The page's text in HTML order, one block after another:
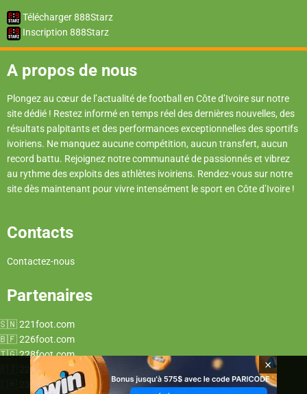
Télécharger 888Starz
Inscription 888Starz
A propos de nous
Plongez au cœur de l’actualité de football en Côte d’Ivoire sur notre
site dédié ! Restez informé en temps réel des dernières nouvelles, des
résultats palpitants et des performances exceptionnelles des sportifs
ivoiriens. Ne manquez aucune compétition, aucun transfert, aucun
record battu. Rejoignez notre communauté de passionnés et vibrez
au rythme des exploits des athlètes ivoiriens. Rendez-vous sur notre
site dès maintenant pour vivre intensément le sport en Côte d’Ivoire !
Contacts
Contactez-nous
Partenaires
221foot.com
226foot.com
228foot.com
229foot.com
237foot.com
×